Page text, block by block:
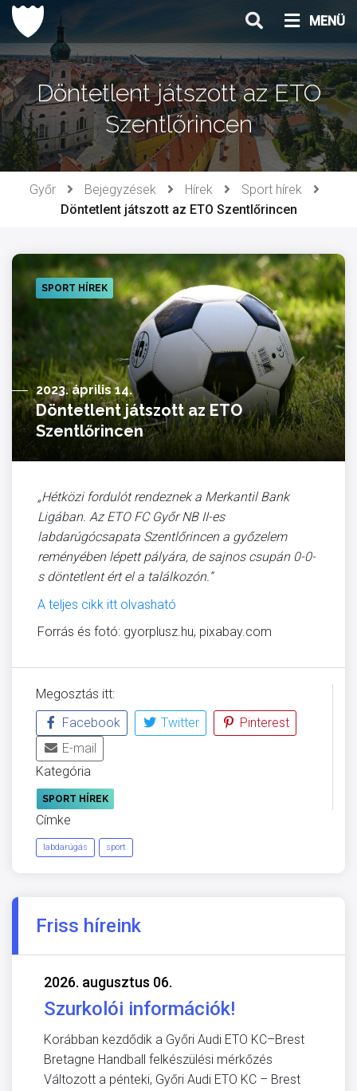
Ugrás
tartalomhoz
MENÜ
Döntetlent játszott az ETO
Szentlőrincen
Győr Bejegyzések Hírek
Sport hírek
Döntetlent játszott az ETO Szentlőrincen
SPORT HÍREK
2023. április 14.
Döntetlent játszott az ETO
Szentlőrincen
„Hétközi fordulót rendeznek a Merkantil Bank
Ligában. Az ETO FC Győr NB II-es
labdarúgócsapata Szentlőrincen a győzelem
reményében lépett pályára, de sajnos csupán 0-0-
s döntetlent ért el a találkozón.”
A teljes cikk itt olvasható
Forrás és fotó: gyorplusz.hu, pixabay.com
Megosztás itt:
Facebook
Twitter
Pinterest
E-mail
Kategória
SPORT HÍREK
Címke
labdarúgás sport
Friss híreink
2026. augusztus 06.
Szurkolói információk!
Korábban kezdődik a Győri Audi ETO KC–Brest
Bretagne Handball felkészülési mérkőzés
Változott a pénteki, Győri Audi ETO KC – Brest